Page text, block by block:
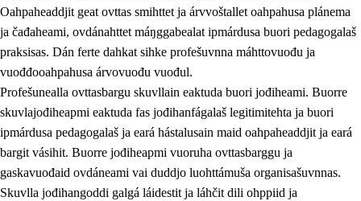
Oahpaheaddjit geat ovttas smihttet ja árvvoštallet oahpahusa plánema
ja čađaheami, ovdánahttet máŋggabealat ipmárdusa buori pedagogalaš
praksisas. Dán ferte dahkat sihke profešuvnna máhttovuođu ja
vuođđooahpahusa árvovuođu vuođul.
Profešunealla ovttasbargu skuvllain eaktuda buori jođiheami. Buorre
skuvlajođiheapmi eaktuda fas jođihanfágalaš legitimitehta ja buori
ipmárdusa pedagogalaš ja eará hástalusain maid oahpaheaddjit ja eará
bargit vásihit. Buorre jođiheapmi vuoruha ovttasbarggu ja
gaskavuođaid ovdáneami vai duddjo luohttámuša organisašuvnnas.
Skuvlla jođihangoddi galgá láidestit ja láhčit dili ohppiid ja